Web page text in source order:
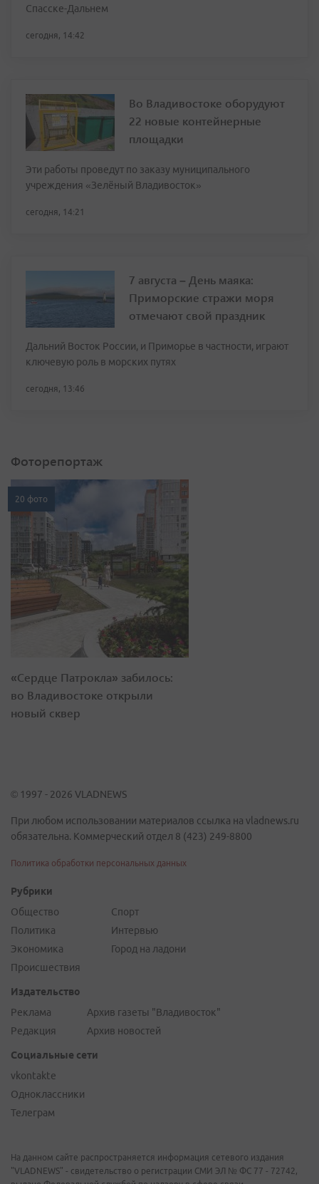
Спасске-Дальнем
сегодня, 14:42
Во Владивостоке оборудуют
22 новые контейнерные
площадки
Эти работы проведут по заказу муниципального
учреждения «Зелёный Владивосток»
сегодня, 14:21
7 августа – День маяка:
Приморские стражи моря
отмечают свой праздник
Дальний Восток России, и Приморье в частности, играют
ключевую роль в морских путях
сегодня, 13:46
Фоторепортаж
20 фото
«Сердце Патрокла» забилось:
во Владивостоке открыли
новый сквер
© 1997 - 2026 VLADNEWS
При любом использовании материалов ссылка на vladnews.ru
обязательна. Коммерческий отдел 8 (423) 249-8800
Политика обработки персональных данных
Рубрики
Общество
Политика
Экономика
Происшествия
Спорт
Интервью
Город на ладони
Издательство
Реклама
Редакция
Архив газеты "Владивосток"
Архив новостей
Социальные сети
vkontakte
Одноклассники
Телеграм
На данном сайте распространяется информация сетевого издания
"VLADNEWS" - свидетельство о регистрации СМИ ЭЛ № ФС 77 - 72742,